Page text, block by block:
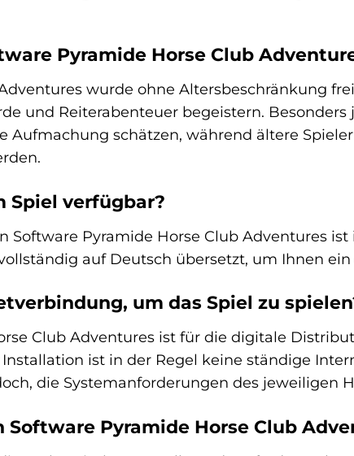
Pyramide Horse Club
wurde ohne Altersbeschränkung
und Reiterabenteuer begeistern.
Aufmachung schätzen, während ältere
Spiel verfügbar?
Software Pyramide Horse Club Adventures
auf Deutsch übersetzt, um Ihnen
um das Spiel zu
Club Adventures ist für die digitale
ist in der Regel keine ständige
die Systemanforderungen des jeweiligen
Software Pyramide Horse Club